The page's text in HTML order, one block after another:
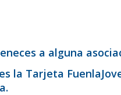
a alguna
la Tarjeta